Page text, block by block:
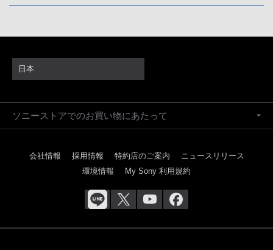
日本
ソニーストアでのお買い物にあたって
会社情報 採用情報 特約店のご案内
ニュースリリース
環境情報
My Sony 利用規約